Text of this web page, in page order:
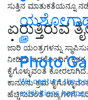
Photo
We capture the
exhibitions
ಸುತ್ತಿನ ಮಾತುಕತೆಯನ್ನೂ
ಏರುತ್ತಿರುವ
ಜಾರಿ ಯಂತ್ರಗಳನ್ನು
ನೀಡಿದೆ. ಇದರೊಂದಿಗೆ
ಕೈಗೊಳ್ಳುವಂತೆ
ಕಾನೂನು ಕ್ರಮ
ಹೆಚ್ಚಿಸುವಂತೆ ರಾಜ್ಯಗಳಿಗೆ